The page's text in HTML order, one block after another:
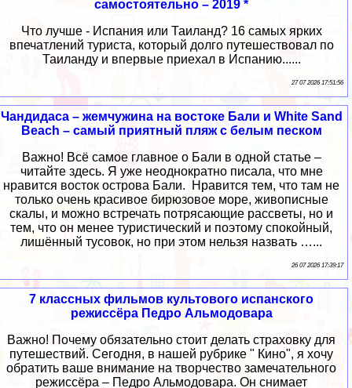
самостоятельно – 2019 *
Что лучше - Испания или Таиланд? 16 самых ярких
впечатлений туриста, который долго путешествовал по
Таиланду и впервые приехал в Испанию......
27 07 2026 17:51:56
Чандидаса – жемчужина на востоке Бали и White Sand
Beach – самый приятный пляж с белым песком
Важно! Всё самое главное о Бали в одной статье –
читайте здесь. Я уже неоднократно писала, что мне
нравится восток острова Бали. Нравится тем, что там не
только очень красивое бирюзовое море, живописные
скалы, и можно встречать потрясающие рассветы, но и
тем, что он менее туристический и поэтому спокойный,
лишённый тусовок, но при этом нельзя назвать …...
26 07 2026 17:39:17
7 классных фильмов культового испанского
режиссёра Педро Альмодовара
Важно! Почему обязательно стоит делать страховку для
путешествий. Сегодня, в нашей рубрике " Кино", я хочу
обратить ваше внимание на творчество замечательного
режиссёра – Педро Альмодовара. Он снимает